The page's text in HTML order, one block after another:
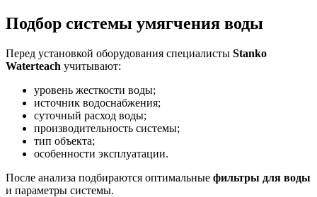
Подбор системы умягчения воды
Перед установкой оборудования специалисты Stanko
Waterteach учитывают:
уровень жесткости воды;
источник водоснабжения;
суточный расход воды;
производительность системы;
тип объекта;
особенности эксплуатации.
После анализа подбираются оптимальные фильтры для воды
и параметры системы.